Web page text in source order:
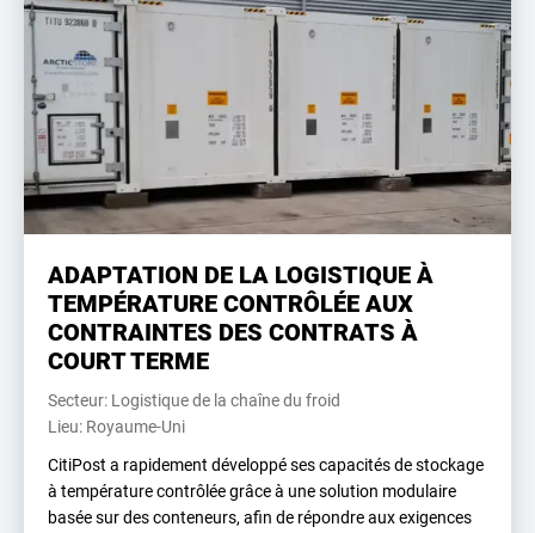
ADAPTATION DE LA LOGISTIQUE À
TEMPÉRATURE CONTRÔLÉE AUX
CONTRAINTES DES CONTRATS À
COURT TERME
Secteur: Logistique de la chaîne du froid
Lieu: Royaume-Uni
CitiPost a rapidement développé ses capacités de stockage
à température contrôlée grâce à une solution modulaire
basée sur des conteneurs, afin de répondre aux exigences